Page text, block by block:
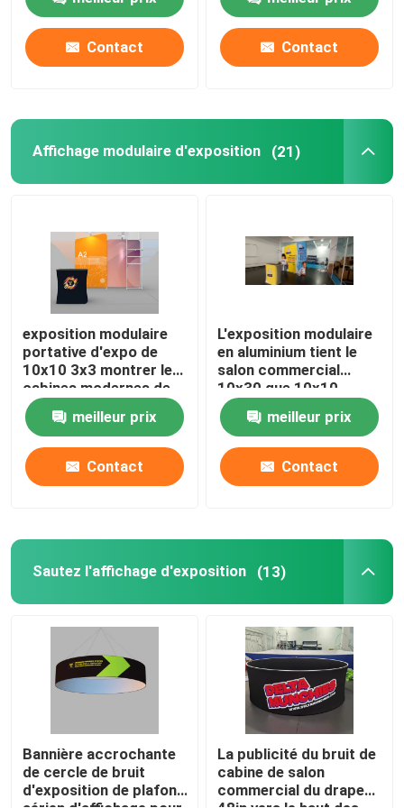
A propos de nous
nouvelles
Tous les cas
Affichage d'exposition de salon commercial
Affichage modulaire d'exposition
Trade Show Hanging Banner
Support de bannière de salon commercial
Caisson lumineux de SEG
Présentoir de voûte
Personnalisé épousant des contextes
l'événement
Contact
commercial 20x20
Contact
Affichage modulaire d'exposition (21)
exposition modulaire
portative d'expo de
10x10 3x3 montrer les
cabines modernes de
salon commercial
meilleur prix
Contact
L'exposition modulaire
en aluminium tient le
salon commercial
10x30 que 10x10
sautent la cabine
meilleur prix
Contact
Sautez l'affichage d'exposition (13)
Bannière accrochante
de cercle de bruit
d'exposition de plafond
La publicité du bruit de
cabine de salon
commercial du drapeau